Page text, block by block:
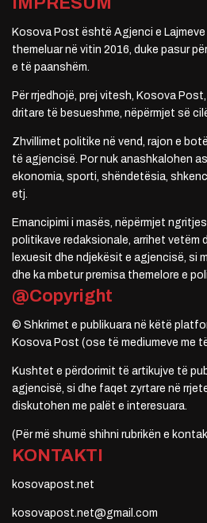
Kosova Post është Agjenci e
themeluar në vitin 2016, duke pasur
e të paanshëm.
Për rrjedhojë, prej vitesh, Kosova
dritare të besueshme, nëpërmjet së
Zhvillimet politike në vend, rajon e
të agjencisë. Por nuk anashkalohen
ekonomia, sporti, shëndetësia,
etj.
Emancipimi i masës, nëpërmjet
politikave redaksionale, arrihet vetëm
lexuesit dhe ndjekësit e agjencisë, si
dhe ka mbetur premisa themelore e
@Copyright
© Shkrimet e publikuara në këtë
Kosova Post (ose të mediumeve me
Kushtet e përdorimit të artikujve të
agjencisë, si dhe faqet zyrtare në
diskutohen me palët e interesuara.
(Për më shumë shihni rubrikën e
KONTAKTI
kosovapost.net
kosovapost.net@gmail.com